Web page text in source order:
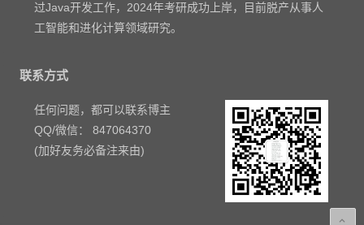
过Java开发工作，2024年考研成功上岸，目前脱产从事人
工智能和进化计算领域研究。
联系方式
任何问题，都可以联系博主
QQ/微信： 847064370
(加好友务必备注来由)